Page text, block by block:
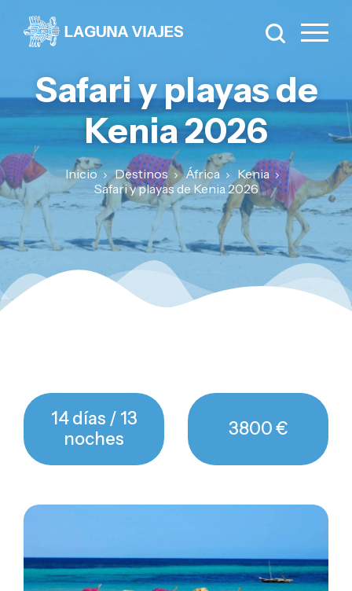
Safari y playas de
Kenia 2026
Inicio Destinos África
Kenia
Safari y playas de Kenia 2026
14 días / 13
noches
3800 €